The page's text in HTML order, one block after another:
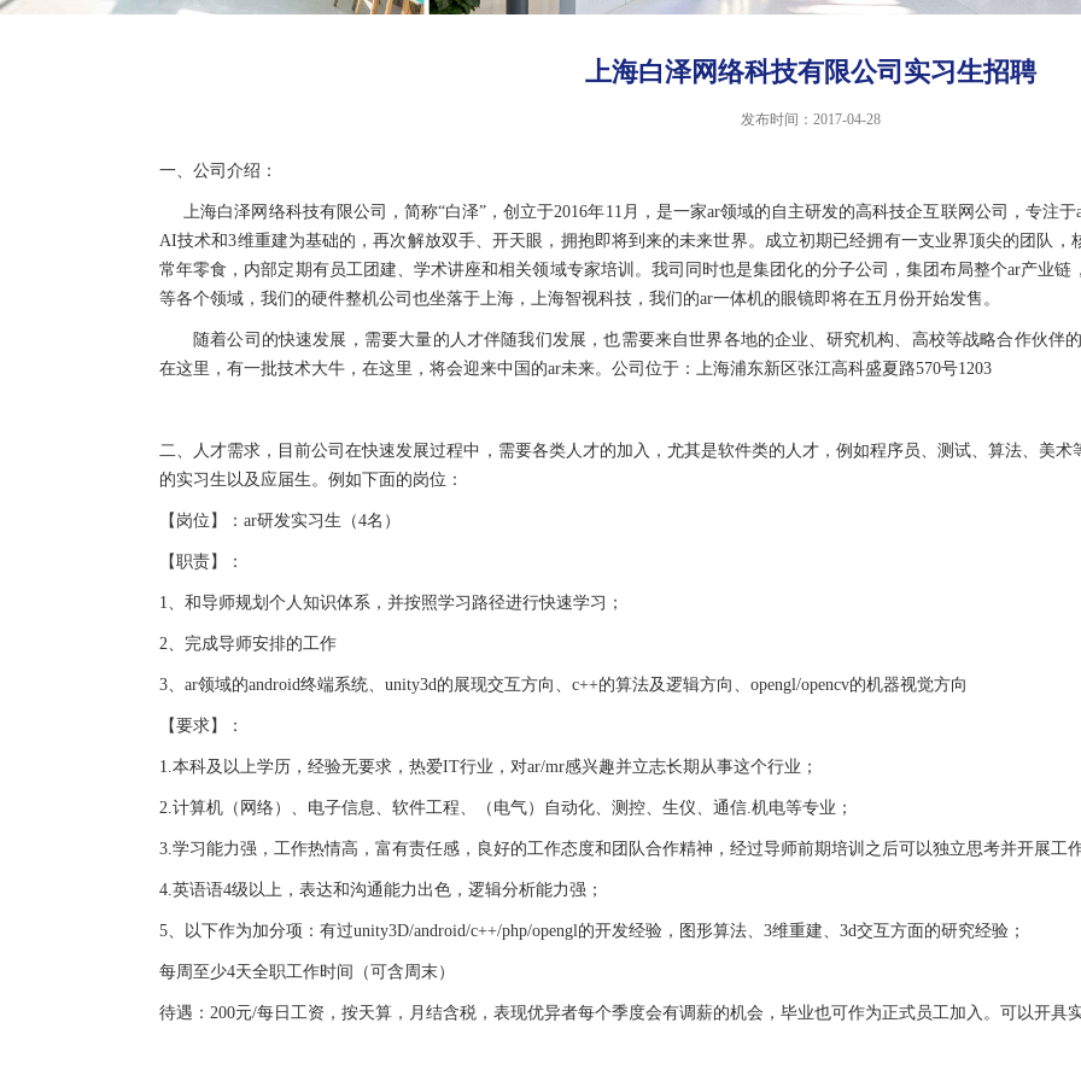
上海白泽网络科技有限公司实习生招聘
发布时间：2017-04-28
一、公司介绍：
上海白泽网络科技有限公司，简称“白泽”，创立于2016年11 月，是一家ar领域的自主研发的高科技企互联网公司，专注于
AI技术和3维重建为基础的，再次解放双手、开天眼，拥抱即将到来的未来世界。成立初期已经拥有一支业界顶尖的团队
常年零食，内部定期有员工团建、学术讲座和相关领域专家培训。我司同时也是集团化的分子公司，集团布局整个ar产业链
等各个领域，我们的硬件整机公司也坐落于上海，上海智视科技，我们的ar一体机的眼镜即将在五月份开始发售。
随着公司的快速发展，需要大量的人才伴随我们发展，也需要来自世界各地的企业、研究机构、高校等战略合作伙伴
在这里，有一批技术大牛，在这里，将会迎来中国的ar未来。公司位于：上海浦东新区张江高科盛夏路570号1203
二、人才需求，目前公司在快速发展过程中，需要各类人才的加入，尤其是软件类的人才，例如程序员、测试、算法、美
的实习生以及应届生。例如下面的岗位：
【岗位】： ar研发实习生（4名）
【职责】：
1、和导师规划个人知识体系，并按照学习路径进行快速学习；
2、完成导师安排的工作
3、 ar领域的android终端系统、 unity3d的展现交互方向、 c++的算法及逻辑方向、 opengl/opencv的机器视觉方向
【要求】：
1.本科及以上学历，经验无要求，热爱IT行业，对ar/mr感兴趣并立志长期从事这个行业；
2.计算机（网络）、电子信息、软件工程、（电气）自动化、测控、生仪、通信.机电等专业；
3.学习能力强，工作热情高，富有责任感，良好的工作态度和团队合作精神，经过导师前期培训之后可以独立思考并开展工作
4.英语语4级以上，表达和沟通能力出色，逻辑分析能力强；
5、以下作为加分项：有过unity3D/android/c++/php/opengl的开发经验，图形算法、 3维重建、 3d交互方面的研究经验；
每周至少4天全职工作时间（可含周末）
待遇： 200元/每日工资，按天算，月结含税，表现优异者每个季度会有调薪的机会，毕业也可作为正式员工加入。可以开具实